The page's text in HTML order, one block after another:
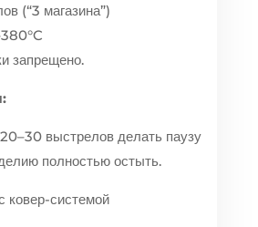
(“3 магазина”)
запрещено.
выстрелов делать паузу
полностью остыть.
ковер-системой